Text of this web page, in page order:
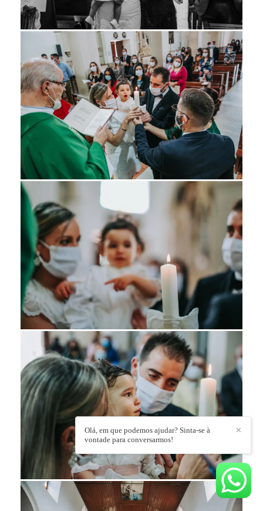
✕
Olá, em que podemos ajudar? Sinta-se à
vontade para conversarmos!